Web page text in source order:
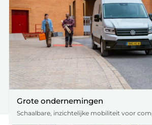
Grote ondernemingen
Schaalbare, inzichtelijke mobiliteit voor